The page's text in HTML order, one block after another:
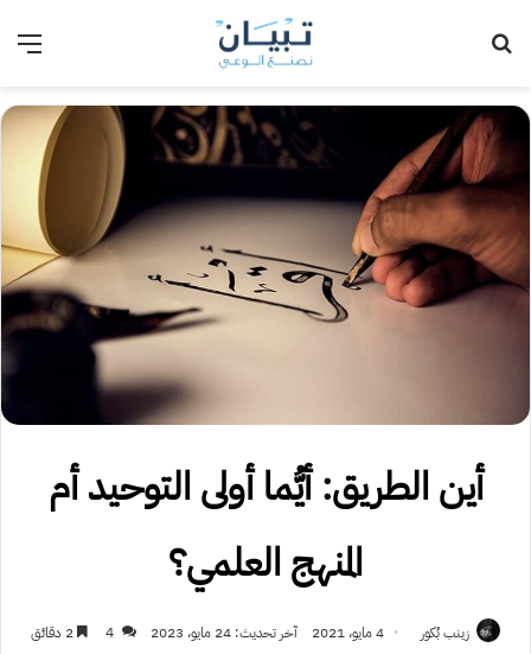
أين الطريق: أيُّما أولى التوحيد أم
المنهج العلمي؟
زينب بُكور 4 مايو، 2021 آخر تحديث: 24 مايو، 2023 4